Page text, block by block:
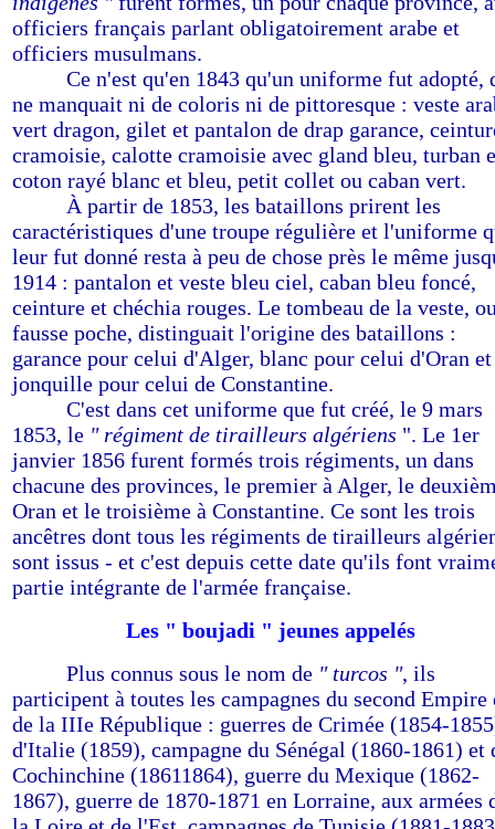
officiers français parlant obligatoirement arabe et
officiers musulmans.
Ce n'est qu'en 1843 qu'un uniforme fut adopté,
ne manquait ni de coloris ni de pittoresque : veste
vert dragon, gilet et pantalon de drap garance,
cramoisie, calotte cramoisie avec gland bleu, turban
coton rayé blanc et bleu, petit collet ou caban vert.
À partir de 1853, les bataillons prirent les
caractéristiques d'une troupe régulière et l'uniforme
leur fut donné resta à peu de chose près le même
1914 : pantalon et veste bleu ciel, caban bleu foncé,
ceinture et chéchia rouges. Le tombeau de la veste,
fausse poche, distinguait l'origine des bataillons :
garance pour celui d'Alger, blanc pour celui d'Oran et
jonquille pour celui de Constantine.
C'est dans cet uniforme que fut créé, le 9 mars
1853, le " régiment de tirailleurs algériens ". Le 1er
janvier 1856 furent formés trois régiments, un dans
chacune des provinces, le premier à Alger, le
Oran et le troisième à Constantine. Ce sont les trois
ancêtres dont tous les régiments de tirailleurs
sont issus - et c'est depuis cette date qu'ils font
partie intégrante de l'armée française.
Les " boujadi " jeunes appelés
Plus connus sous le nom de " turcos ", ils
participent à toutes les campagnes du second Empire
de la IIIe République : guerres de Crimée (1854-
d'Italie (1859), campagne du Sénégal (1860-1861) et
Cochinchine (18611864), guerre du Mexique (1862-
1867), guerre de 1870-1871 en Lorraine, aux armées